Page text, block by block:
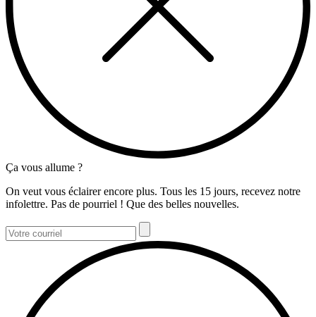
Ça vous allume ?
On veut vous éclairer encore plus. Tous les 15 jours, recevez notre
infolettre. Pas de pourriel ! Que des belles nouvelles.